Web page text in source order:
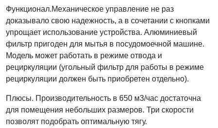
Функционал.Механическое управление не раз
доказывало свою надежность, а в сочетании с кнопками
упрощает использование устройства. Алюминиевый
фильтр пригоден для мытья в посудомоечной машине.
Модель может работать в режиме отвода и
рециркуляции (угольный фильтр для работы в режиме
рециркуляции должен быть приобретен отдельно).
Плюсы. Производительность в 650 м3/час достаточна
для помещения небольших размеров. Три скорости
позволят подобрать оптимальную тягу.